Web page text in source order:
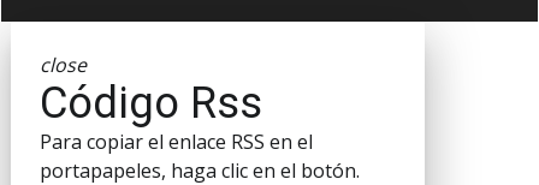
close
Código Rss
Para copiar el enlace RSS en el
portapapeles, haga clic en el botón.